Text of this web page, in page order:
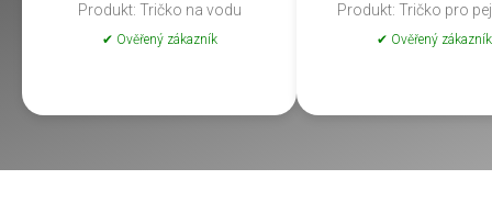
Produkt: Tričko na vodu
✔ Ověřený zákazník
Produkt: Tričko pro
✔ Ověřený zákazník